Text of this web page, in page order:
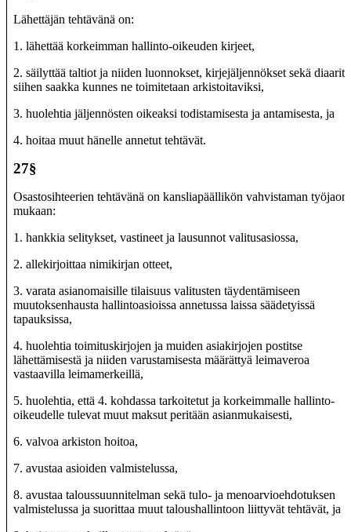
Lähettäjän tehtävänä on:
1. lähettää korkeimman hallinto-oikeuden kirjeet,
2. säilyttää taltiot ja niiden luonnokset, kirjejäljennökset sekä diaarit
siihen saakka kunnes ne toimitetaan arkistoitaviksi,
3. huolehtia jäljennösten oikeaksi todistamisesta ja antamisesta, ja
4. hoitaa muut hänelle annetut tehtävät.
27§
Osastosihteerien tehtävänä on kansliapäällikön vahvistaman työjaon
mukaan:
1. hankkia selitykset, vastineet ja lausunnot valitusasiossa,
2. allekirjoittaa nimikirjan otteet,
3. varata asianomaisille tilaisuus valitusten täydentämiseen
muutoksenhausta hallintoasioissa annetussa laissa säädetyissä
tapauksissa,
4. huolehtia toimituskirjojen ja muiden asiakirjojen postitse
lähettämisestä ja niiden varustamisesta määrättyä leimaveroa
vastaavilla leimamerkeillä,
5. huolehtia, että 4. kohdassa tarkoitetut ja korkeimmalle hallinto-
oikeudelle tulevat muut maksut peritään asianmukaisesti,
6. valvoa arkiston hoitoa,
7. avustaa asioiden valmistelussa,
8. avustaa taloussuunnitelman sekä tulo- ja menoarvioehdotuksen
valmistelussa ja suorittaa muut taloushallintoon liittyvät tehtävät, ja